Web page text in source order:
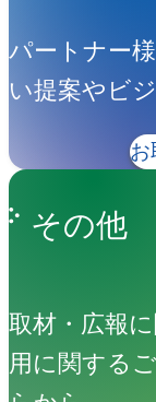
パートナー
い提案やビ
お
その他
取材・広報
用に関する